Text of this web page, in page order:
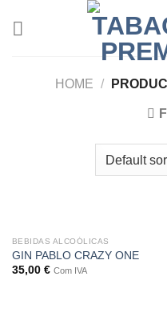
HOME /
BEBIDAS ALCOÓLICAS
GIN PABLO CRAZY ONE
35,00 € Com IVA